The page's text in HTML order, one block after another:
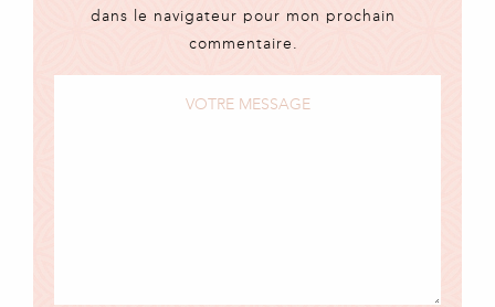
dans le navigateur pour mon prochain
commentaire.